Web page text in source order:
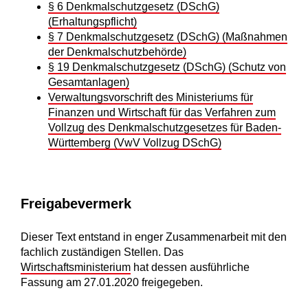
§ 6 Denkmalschutzgesetz (DSchG)
(Erhaltungspflicht)
§ 7 Denkmalschutzgesetz (DSchG) (Maßnahmen
der Denkmalschutzbehörde)
§ 19 Denkmalschutzgesetz (DSchG) (Schutz von
Gesamtanlagen)
Verwaltungsvorschrift des Ministeriums für
Finanzen und Wirtschaft für das Verfahren zum
Vollzug des Denkmalschutzgesetzes für Baden-
Württemberg (VwV Vollzug DSchG)
Freigabevermerk
Dieser Text entstand in enger Zusammenarbeit mit den
fachlich zuständigen Stellen. Das
Wirtschaftsministerium hat dessen ausführliche
Fassung am 27.01.2020 freigegeben.